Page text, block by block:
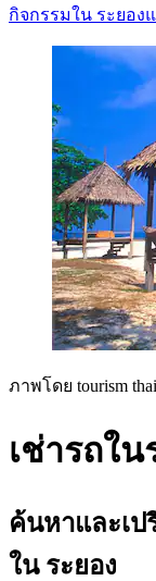
กิจกรรมใน ระยอง
ภาพโดย tourism
เช่ารถใน
ค้นหาและเป
ใน ระยอง